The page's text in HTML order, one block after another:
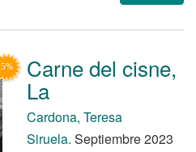
Carne del cisne,
La
Cardona, Teresa
Siruela. Septiembre 2023